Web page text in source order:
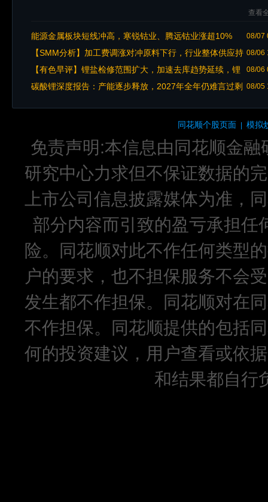
查看
08/07
能源金属板块短线冲高，寒锐钴业、腾远钴业涨超10%
08/06
【SMM分析】加工费调涨对冲原料下行，行业整体供应持
续偏紧
08/06
【有色早评】锂盐检修范围扩大，加速去库趋势延续，锂
价反弹
08/05
碳酸锂深度报告：产能逐步释放，2027年全年仍难言过剩
同花顺个股页面 模拟
免责声明:本信息由同花顺金
研究中心力求但不保证数据的
上市公司信息披露媒体为准，
部分内容而引致的盈亏承担任
险。同花顺对此不作任何类型
户的要求，也不担保服务不会
发生都不作担保。同花顺对在
不作担保。同花顺提供的包括
何的投资建议，用户查看或依
和结果都自行